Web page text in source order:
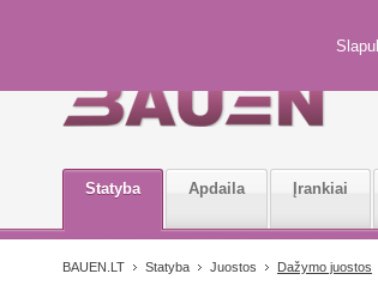
Statyba Apdaila Įrankiai
BAUEN.LT Statyba Juostos Dažymo juostos